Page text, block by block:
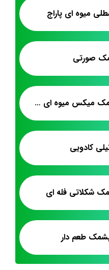
میوه ای پاراج
صورتی
قیمت خرید پشمک میکس میوه ای شیرین وطن
کادویی
شکلاتی فله ای
طعم دار